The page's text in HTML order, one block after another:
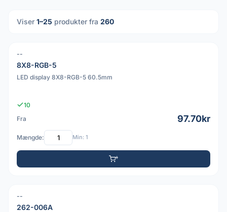
Viser 1–25 produkter fra 260
PDF
--
8X8-RGB-5
LED display 8X8-RGB-5 60.5mm
10
Fra
97.70kr
Mængde: Min: 1
--
262-006A